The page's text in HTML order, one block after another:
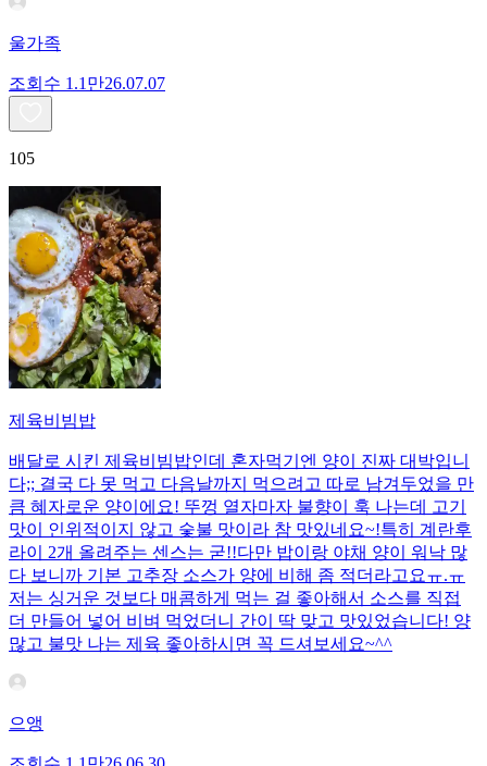
울가족
조회수 1.1만26.07.07
105
제육비빔밥
배달로 시킨 제육비빔밥인데 혼자먹기엔 양이 진짜 대박입니
다;; 결국 다 못 먹고 다음날까지 먹으려고 따로 남겨두었을 만
큼 혜자로운 양이에요! 뚜껑 열자마자 불향이 훅 나는데 고기
맛이 인위적이지 않고 숯불 맛이라 참 맛있네요~!특히 계란후
라이 2개 올려주는 센스는 굳!! ​다만 밥이랑 야채 양이 워낙 많
다 보니까 기본 고추장 소스가 양에 비해 좀 적더라고요ㅠ.ㅠ
저는 싱거운 것보다 매콤하게 먹는 걸 좋아해서 소스를 직접
더 만들어 넣어 비벼 먹었더니 간이 딱 맞고 맛있었습니다! 양
많고 불맛 나는 제육 좋아하시면 꼭 드셔보세요~^^
으앵